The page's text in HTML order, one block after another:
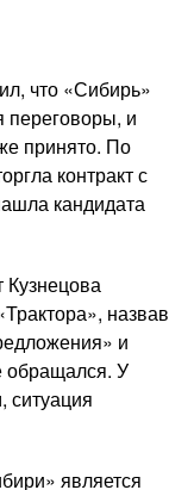
что «Сибирь»
переговоры, и
принято. По
контракт с
кандидата
Кузнецова
назвав
и
обращался. У
ситуация
является